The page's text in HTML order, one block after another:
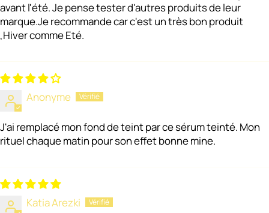
avant l'été. Je pense tester d'autres produits de leur
marque.Je recommande car c'est un très bon produit
,Hiver comme Eté.
Anonyme
J'ai remplacé mon fond de teint par ce sérum teinté. Mon
rituel chaque matin pour son effet bonne mine.
Katia Arezki